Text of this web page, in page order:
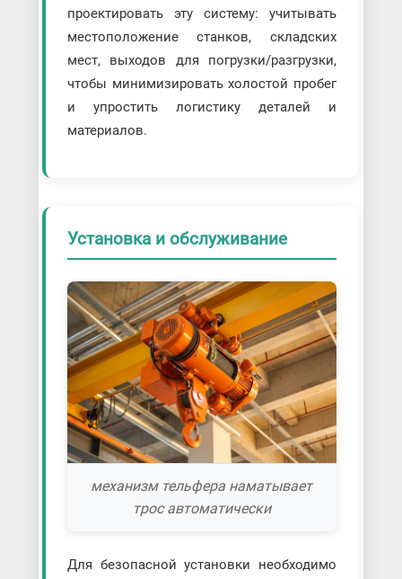
проектировать эту систему: учитывать
местоположение станков, складских
мест, выходов для погрузки/разгрузки,
чтобы минимизировать холостой пробег
и упростить логистику деталей и
материалов.
Установка и обслуживание
механизм тельфера наматывает
трос автоматически
Для безопасной установки необходимо